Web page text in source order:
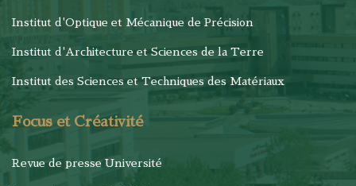
Institut d'Optique et Mécanique de Précision
Institut d'Architecture et Sciences de la Terre
Institut des Sciences et Techniques des Matériaux
Focus et Créativité
Revue de presse Université